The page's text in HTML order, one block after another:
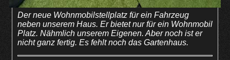
Der neue Wohnmobilstellplatz für ein Fahrzeug
neben unserem Haus. Er bietet nur für ein Wohnmobil
Platz. Nähmlich unserem Eigenen. Aber noch ist er
nicht ganz fertig. Es fehlt noch das Gartenhaus.